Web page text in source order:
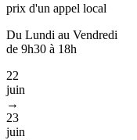
prix d'un appel local
Du Lundi au Vendredi
de 9h30 à 18h
22
juin
→
23
juin